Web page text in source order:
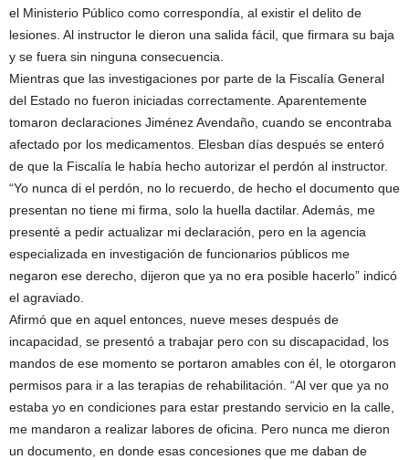
el Ministerio Público como correspondía, al existir el delito de
lesiones. Al instructor le dieron una salida fácil, que firmara su baja
y se fuera sin ninguna consecuencia.
Mientras que las investigaciones por parte de la Fiscalía General
del Estado no fueron iniciadas correctamente. Aparentemente
tomaron declaraciones Jiménez Avendaño, cuando se encontraba
afectado por los medicamentos. Elesban días después se enteró
de que la Fiscalía le había hecho autorizar el perdón al instructor.
“Yo nunca di el perdón, no lo recuerdo, de hecho el documento que
presentan no tiene mi firma, solo la huella dactilar. Además, me
presenté a pedir actualizar mi declaración, pero en la agencia
especializada en investigación de funcionarios públicos me
negaron ese derecho, dijeron que ya no era posible hacerlo” indicó
el agraviado.
Afirmó que en aquel entonces, nueve meses después de
incapacidad, se presentó a trabajar pero con su discapacidad, los
mandos de ese momento se portaron amables con él, le otorgaron
permisos para ir a las terapias de rehabilitación. “Al ver que ya no
estaba yo en condiciones para estar prestando servicio en la calle,
me mandaron a realizar labores de oficina. Pero nunca me dieron
un documento, en donde esas concesiones que me daban de